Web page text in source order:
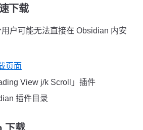
下载
户可能无法直接在 Obsidian 内安
页面
View j/k Scroll」插件
插件目录